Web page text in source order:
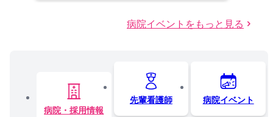
病院イベントをもっと見る
病院・採用情報
先輩看護師 病院イベント